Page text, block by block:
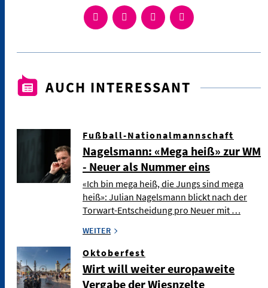
AUCH INTERESSANT
Fußball-Nationalmannschaft
Nagelsmann: «Mega heiß» zur WM
- Neuer als Nummer eins
«Ich bin mega heiß, die Jungs sind mega
heiß»: Julian Nagelsmann blickt nach der
Torwart-Entscheidung pro Neuer mit …
WEITER
Oktoberfest
Wirt will weiter europaweite
Vergabe der Wiesnzelte